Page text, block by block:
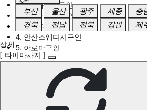
1. 일산마사지구인
2. 성남아로마구인
3. 스웨디시구인
4. 안산스웨디시구인
5. 아로마구인
수성 타이마사지 구인정보
부산 울산 광주 세종 충
경북
전남 전북 강원 제
상세
[ 타이마사지 ]